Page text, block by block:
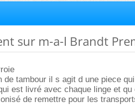
sur m-a-l Brandt
tambour il s agit d une piece
est livré avec chaque linge et qu
de remettre pour les